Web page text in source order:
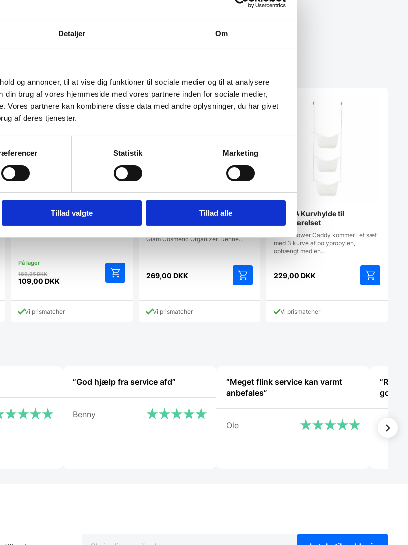
Detaljer Om
og annoncer, til at vise dig funktioner til sociale medier og til at analysere
brug af vores hjemmeside med vores partnere inden for sociale medier,
Vores partnere kan kombinere disse data med andre oplysninger, du har givet
af deres tjenester.
Statistik Marketing
Tillad valgte Tillad alle
Flex Gel Lock Hjørnebeholder –
underudnyttede…
189,95DKKDen
oprindelige
var:
189,95 DKK.
109,00DKK
aktuelle
pris
er:Vi prismatcher
Glam Kosmetisk Organizer
Glam Cosmetic Organizer. Denne…
269,00 DKK
Vi prismatcher
UMBRA Kurvhylde til
badeværelset
Bask Shower Caddy kommer i et sæt
med 3 kurve af polypropylen,
ophængt med en…
229,00 DKK
Vi prismatcher
“God hjælp fra service afd”
Benny
“Meget flink service kan varmt
anbefales”
Ole
god